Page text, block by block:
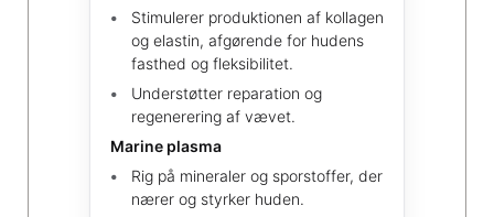
Stimulerer produktionen af kollagen
og elastin, afgørende for hudens
fasthed og fleksibilitet.
Understøtter reparation og
regenerering af vævet.
Marine plasma
Rig på mineraler og sporstoffer, der
nærer og styrker huden.